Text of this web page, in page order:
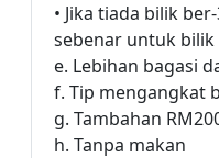
• Jika tiada bilik
sebenar untuk bilik
e. Lebihan bagasi
f. Tip mengangkat
g. Tambahan
h. Tanpa makan